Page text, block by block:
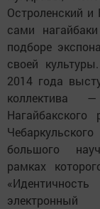
Остроленский и
сами
подборе
своей
2014 года
большого
рамках